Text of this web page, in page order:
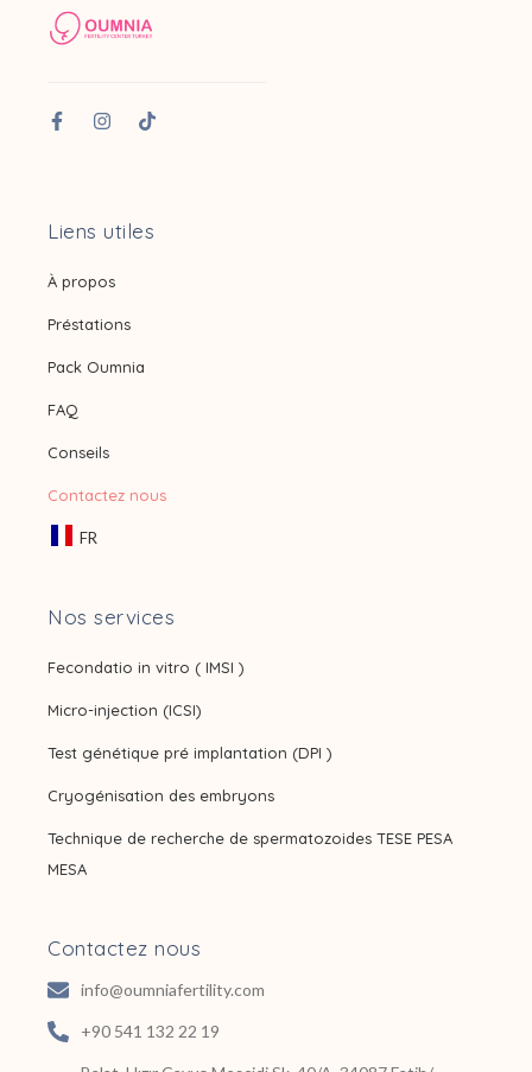
Liens utiles
À propos
Préstations
Pack Oumnia
FAQ
Conseils
Contactez nous
FR
Nos services
Fecondatio in vitro ( IMSI )
Micro-injection (ICSI)
Test génétique pré implantation (DPI )
Cryogénisation des embryons
Technique de recherche de spermatozoides TESE PESA
MESA
Contactez nous
info@oumniafertility.com
+90 541 132 22 19